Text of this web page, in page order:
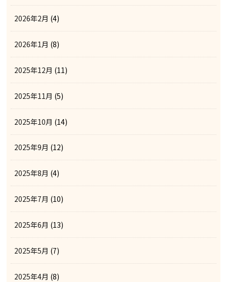
2026年2月 (4)
2026年1月 (8)
2025年12月 (11)
2025年11月 (5)
2025年10月 (14)
2025年9月 (12)
2025年8月 (4)
2025年7月 (10)
2025年6月 (13)
2025年5月 (7)
2025年4月 (8)